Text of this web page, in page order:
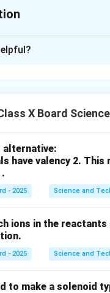
समजून घेणे.
विश्लेषण.
होणे— फक्त अवस्थेचा बदल
बदल, कारण नवीन
होणे
— रासायनिक बदल, कारण
X Board
alternative:
have valency 2.
- 2025 Science and
ions in the
- 2025 Science and
to make a solenoid